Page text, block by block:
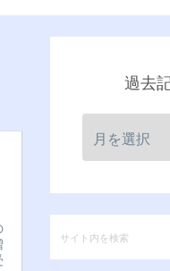
過去